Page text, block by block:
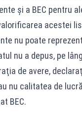
şi a BEC pentru
acestei
nu poate
nu a depus, pe
de avere,
nu calitatea de
BEC.